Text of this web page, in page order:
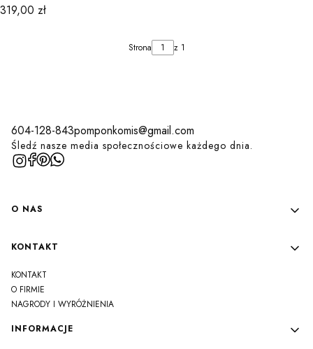
Cena
319,00 zł
Strona z 1
604-128-843pomponkomis@gmail.com
Śledź nasze media społecznościowe każdego dnia.
Linki w stopce
O NAS
KONTAKT
KONTAKT
O FIRMIE
NAGRODY I WYRÓŻNIENIA
INFORMACJE